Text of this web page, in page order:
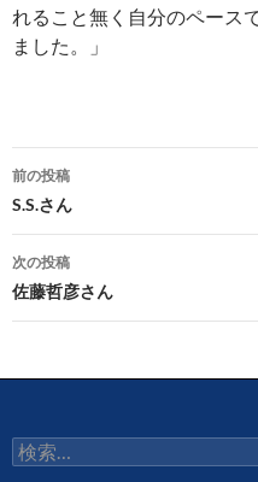
れること無く自分のペース
ました。」
投
稿
ナ
ビ
ゲ
ー
ョ
前の投稿
S.S.さん
次の投稿
佐藤哲彦さん
検
索: